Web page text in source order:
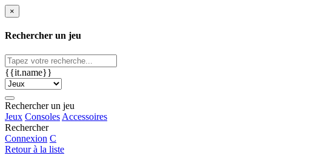
×
Rechercher un jeu
{{it.name}}
Rechercher un jeu
Jeux Consoles Accessoires
Rechercher
Connexion C
Retour à la liste